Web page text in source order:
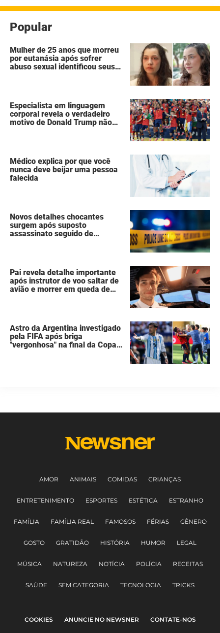
Popular
Mulher de 25 anos que morreu
por eutanásia após sofrer
abuso sexual identificou seus
Especialista em linguagem
corporal revela o verdadeiro
motivo de Donald Trump não
Médico explica por que você
nunca deve beijar uma pessoa
falecida
Novos detalhes chocantes
surgem após suposto
assassinato seguido de
Pai revela detalhe importante
após instrutor de voo saltar de
avião e morrer em queda de
Astro da Argentina investigado
pela FIFA após briga
"vergonhosa" na final da Copa
AMOR ANIMAIS COMIDAS CRIANÇAS
ENTRETENIMENTO ESPORTES ESTÉTICA ESTRANHO
FAMÍLIA FAMÍLIA REAL FAMOSOS FÉRIAS GÊNERO
GOSTO GRATIDÃO HISTÓRIA HUMOR LEGAL
MÚSICA NATUREZA NOTÍCIA POLÍCIA RECEITAS
SAÚDE SEM CATEGORIA TECNOLOGIA TRICKS
COOKIES ANUNCIE NO NEWSNER CONTATE-NOS